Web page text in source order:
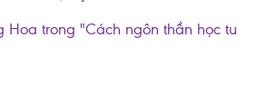
Hoa trong "Cách ngôn thần học tu